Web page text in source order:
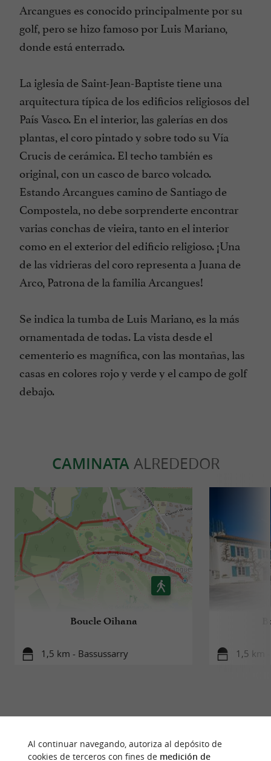
Arcangues es conocido principalmente por su
golf, pero se hizo famoso por Luis Mariano,
donde está enterrado.
La iglesia de Saint-Jean-Baptiste tiene una
arquitectura típica de los edificios religiosos del
País Vasco. En el interior, las galerías en dos
plantas, el coro pintado y sobre todo su Vía
Crucis de cerámica. El techo también es
original, con un casco de barco volcado.
Estando Arcangues camino de Santiago de
Compostela, no debe sorprenderte encontrar
varias conchas de vieira, tanto en el interior
como en el exterior del edificio religioso. ¡Una
de las vidrieras del coro representa a Juana de
Arco, Patrona de la familia Arcangues!
Se indica la tumba de Luis Mariano, es la más
ornamentada de todas. La vista desde el
cementerio es magnífica, con las montañas, las
casas en colores rojo y verde y el campo de golf
debajo.
CAMINATAALREDEDOR
Boucle Oihana
1,5 km - Bassussarry 1,5 km
PARA DESCUBRIRALREDEDOR
Al continuar navegando, autoriza al depósito de
cookies de terceros con fines de medición de